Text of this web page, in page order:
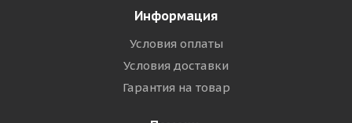
Информация
Условия оплаты
Условия доставки
Гарантия на товар